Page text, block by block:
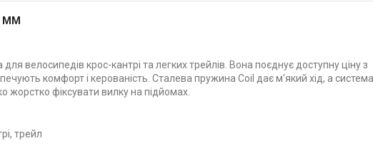
ММ
велосипедів крос-кантрі та легких трейлів. Вона поєднує доступну ціну з
комфорт і керованість. Сталева пружина Coil дає м'який хід, а система
фіксувати вилку на підйомах.
трейл